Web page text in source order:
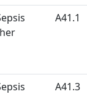
A41.1
A41.3